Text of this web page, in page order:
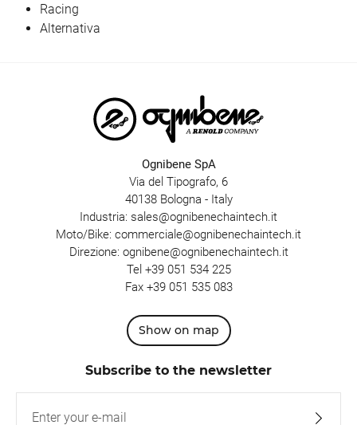
Racing
Alternativa
Ognibene SpA
Via del Tipografo, 6
40138 Bologna - Italy
Industria: sales@ognibenechaintech.it
Moto/Bike: commerciale@ognibenechaintech.it
Direzione: ognibene@ognibenechaintech.it
Tel +39 051 534 225
Fax +39 051 535 083
Show on map
Subscribe to the newsletter